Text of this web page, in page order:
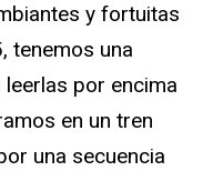
y fortuitas
tenemos una
por encima
en un tren
una secuencia